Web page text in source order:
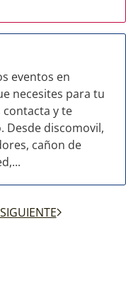
eventos en
necesites para tu
y te
Desde discomovil,
cañon de
SIGUIENTE